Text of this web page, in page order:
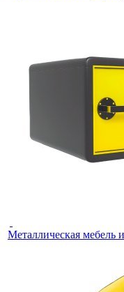
Металлическая мебель